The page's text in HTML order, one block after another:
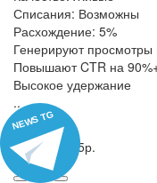
NEWS TG
Списания: Возможны
Расхождение: 5%
Генерируют
Повышают CTR на
Высокое удержание
..
ID - 32161
1000 = 3695р.